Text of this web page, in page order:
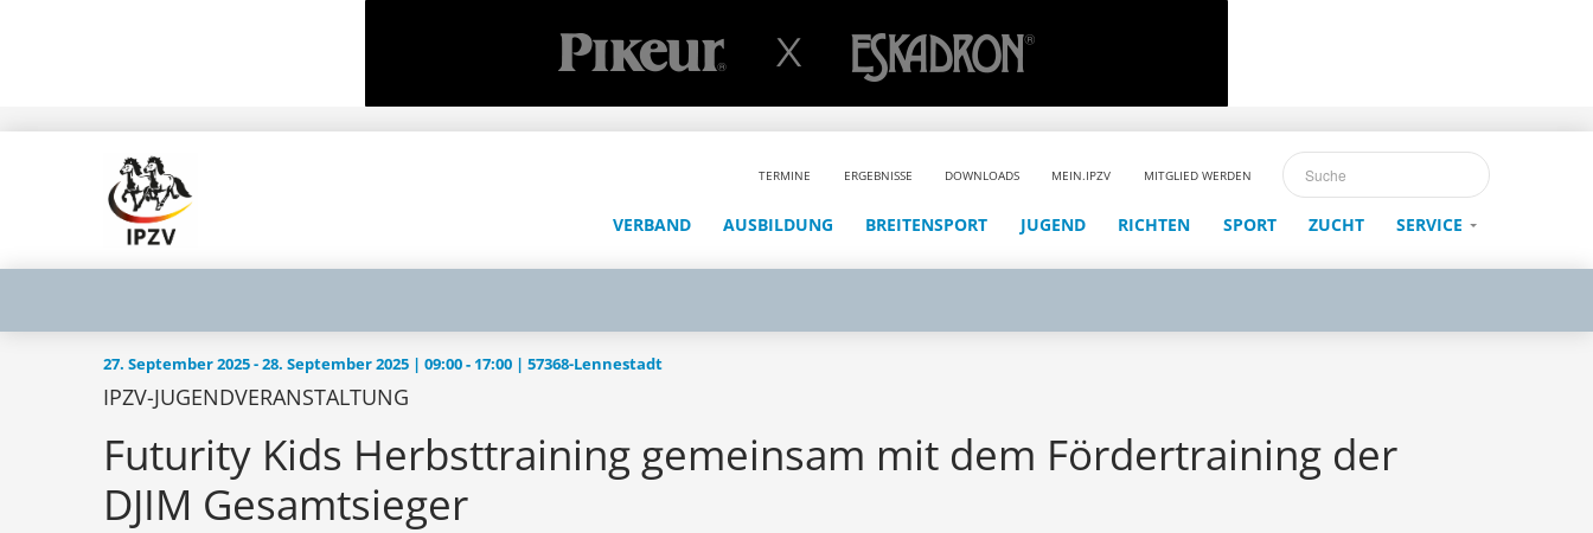
TERMINE ERGEBNISSE DOWNLOADS MEIN.IPZV MITGLIED WERDEN
VERBAND AUSBILDUNG BREITENSPORT JUGEND RICHTEN SPORT ZUCHT SERVICE
27. September 2025 - 28. September 2025 | 09:00 ‐ 17:00 | 57368-Lennestadt
IPZV-JUGENDVERANSTALTUNG
Futurity Kids Herbsttraining gemeinsam mit dem Fördertraining der
DJIM Gesamtsieger